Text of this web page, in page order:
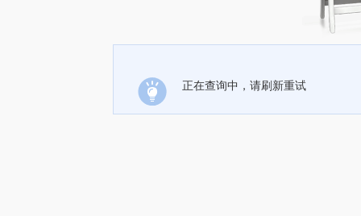
正在查询中，请刷新重试